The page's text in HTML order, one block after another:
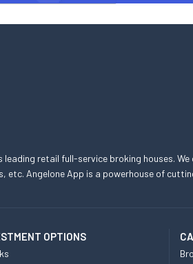
leading retail full-service broking houses.
Angelone App is a powerhouse of
OPTIONS